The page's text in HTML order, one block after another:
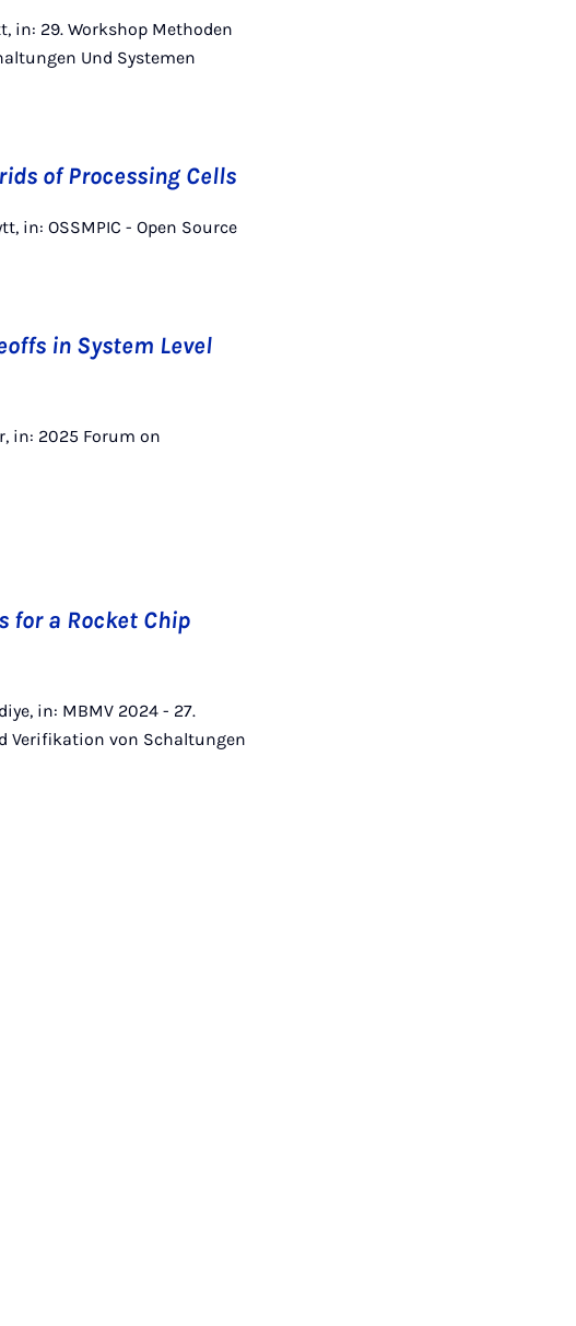
in: 29. Workshop Methoden
Und Systemen
of Processing Cells
in: OSSMPIC - Open Source
in System Level
in: 2025 Forum on
a Rocket Chip
in: MBMV 2024 - 27.
Verifikation von Schaltungen